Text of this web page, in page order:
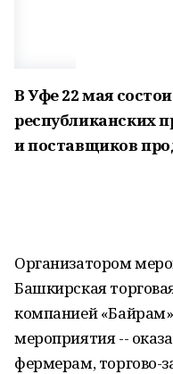
В Уфе 22 мая
республиканских
и поставщиков
Организатором
Башкирская
компанией
мероприятия --
фермерам, торгово-